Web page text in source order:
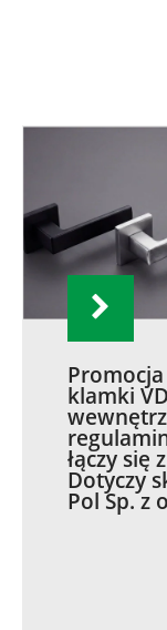
klamki
łączy się
Dotyczy
Pol Sp. z